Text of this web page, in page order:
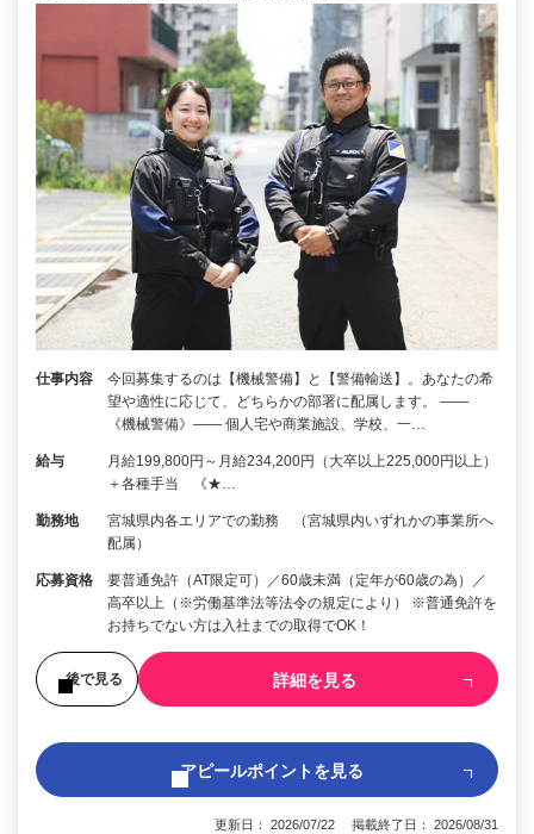
仕事内容
今回募集するのは【機械警備】と【警備輸送】。あなたの希
望や適性に応じて、どちらかの部署に配属します。 ――
《機械警備》―― 個人宅や商業施設、学校、一…
給与
月給199,800円～月給234,200円（大卒以上225,000円以上）
＋各種手当 《★…
勤務地
宮城県内各エリアでの勤務 （宮城県内いずれかの事業所へ
配属）
応募資格
要普通免許（AT限定可）／60歳未満（定年が60歳の為）／
高卒以上（※労働基準法等法令の規定により） ※普通免許を
お持ちでない方は入社までの取得でOK！
後で見る 詳細を見る
アピールポイントを見る
更新日： 2026/07/22 掲載終了日： 2026/08/31